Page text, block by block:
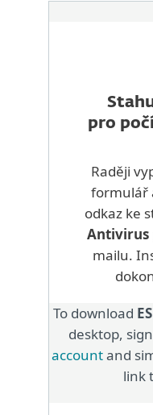
pro
Raději
formulář
odkaz ke
Antivirus
mailu.
To download
desktop,
accountand
link